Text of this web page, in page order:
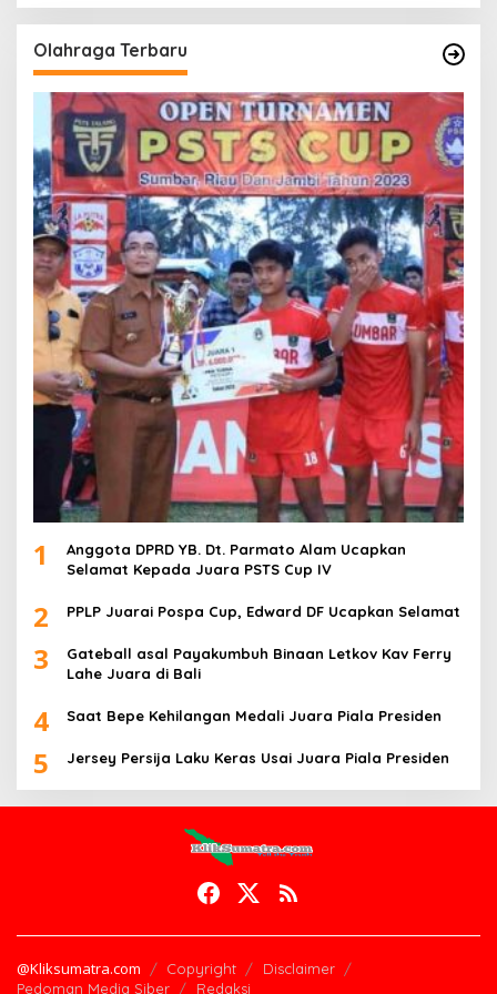
Olahraga Terbaru
1
Anggota DPRD YB. Dt. Parmato Alam Ucapkan
Selamat Kepada Juara PSTS Cup IV
2 PPLP Juarai Pospa Cup, Edward DF Ucapkan Selamat
3
Gateball asal Payakumbuh Binaan Letkov Kav Ferry
Lahe Juara di Bali
4 Saat Bepe Kehilangan Medali Juara Piala Presiden
5 Jersey Persija Laku Keras Usai Juara Piala Presiden
@Kliksumatra.com Copyright
Disclaimer
Pedoman Media Siber
Redaksi